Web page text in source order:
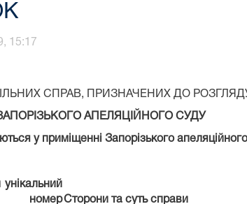
15:17
СПРАВ, ПРИЗНАЧЕНИХ ДО
АПЕЛЯЦІЙНОГО СУДУ
у приміщенні Запорізького
номерСторони та суть справи